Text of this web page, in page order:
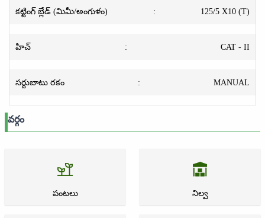
కట్టింగ్ బ్లేడ్ (మిమీ/అంగుళం) : 125/5 X10 (T)
హిచ్ : CAT - II
సర్దుబాటు రకం : MANUAL
వర్గం
పంటలు నిల్వ